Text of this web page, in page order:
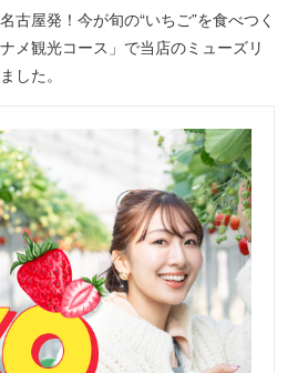
古屋発！今が旬の“いちご”を食べつく
メ観光コース」で当店のミューズリ
した。